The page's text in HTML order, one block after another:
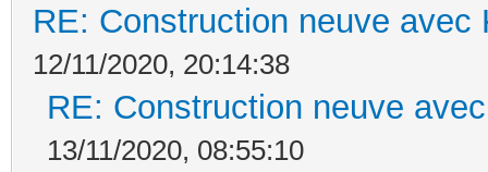
RE: Construction neuve avec
12/11/2020, 20:14:38
RE: Construction neuve
13/11/2020, 08:55:10